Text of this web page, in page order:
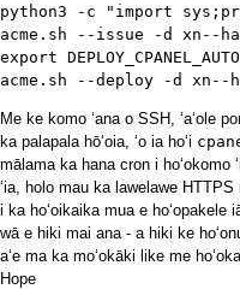
python3 -c "import
acme.sh --issue -d xn--
export
acme.sh --deploy -d xn--
Me ke komo ʻana o SSH, ʻaʻole
ka palapala hōʻoia, ʻo ia hoʻi
mālama ka hana cron i hoʻokomo
ʻia, holo mau ka lawelawe HTTPS
i ka hoʻoikaika mua e
wā e hiki mai ana - a hiki ke
aʻe ma ka moʻokāki like me
Hope